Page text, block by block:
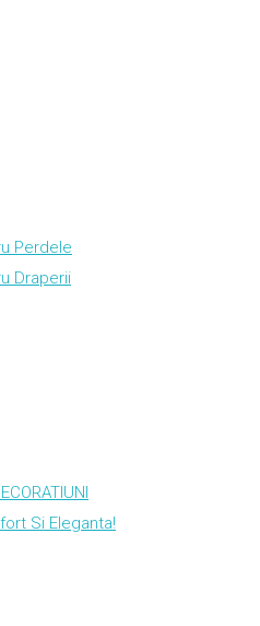
Perdele
Draperii
Si Eleganta!